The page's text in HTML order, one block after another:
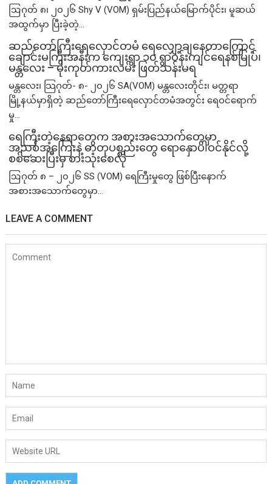
ဩဂုတ် ၈၊ ၂၀၂၆ Shy V (VOM) ရှမ်းပြည်နယ်မြောက်ပိုင်း၊ မူဆယ်
အထွက်မှာ ပြီးခဲ့တဲ့...
ဆည်တော်ကြီးရေလှောင်တမံ ရေလျှော့ချနေတာကြောင့်
ချောင်းမကြီးအနီးက ကျေးရွာ ၁၀ ရွာဝန်းကျင်ရေနစ်မြုပ်၊
မန္တလေး – မိုးကုတ်ကားလမ်း ဖြတ်သန်းမရ
မန္တလေး၊ သြဂုတ်- ၈- ၂၀၂၆ SA(VOM) မန္တလေးတိုင်း၊ မတ္တရာ
မြို့နယ်မှာရှိတဲ့ ဆည်တော်ကြီးရေလှောင်တမံအတွင်း ရေဝင်ရောက်
မှု...
ရေကြီးတဲ့​နေရာ​တွေက အစားအသောက်တွေမှာ
အညစ်အကြေးနဲ့ ဓာတုပစ္စည်းတွေ ရောနှောပါဝင်နိုင်လို့
စစ်ဆေးပြီးမှ စားသုံးစေလို
ဩဂုတ် ၈ – ၂၀၂၆ SS (VOM) ရေကြီးမှုတွေ ဖြစ်ပြီးနောက်
အစားအသောက်တွေမှာ...
LEAVE A COMMENT